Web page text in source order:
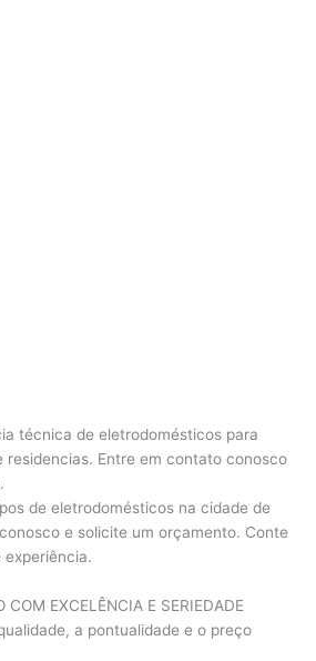
técnica de eletrodomésticos para
residencias. Entre em contato conosco
de eletrodomésticos na cidade de
e solicite um orçamento. Conte
experiência.
COM EXCELÊNCIA E SERIEDADE
a pontualidade e o preço